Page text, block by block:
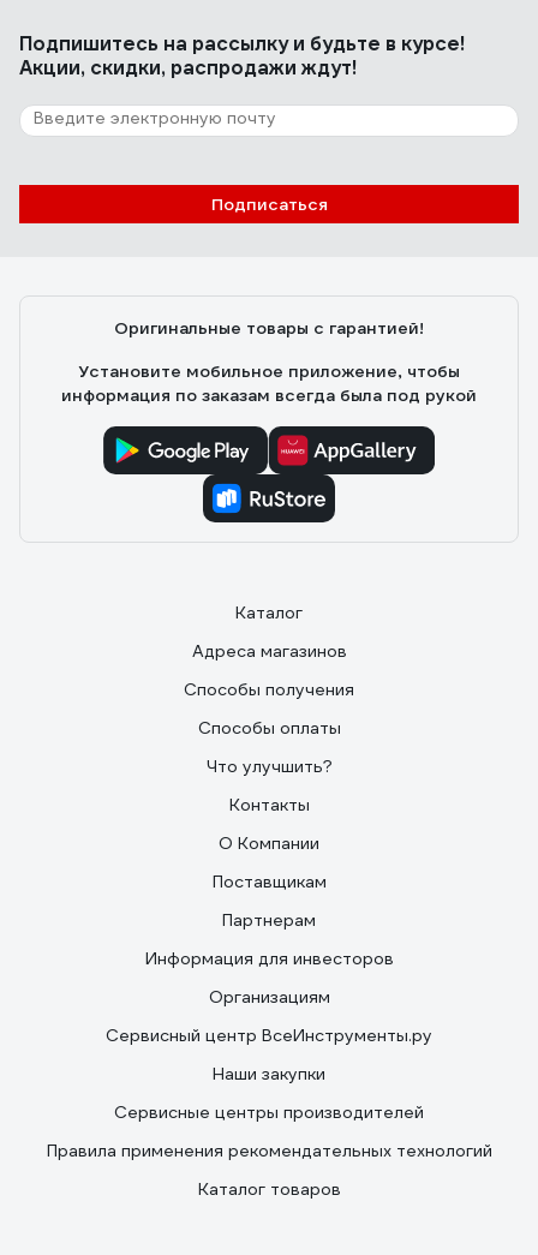
Подпишитесь на рассылкуи будьте в курсе!
Акции, скидки, распродажи ждут!
Подписаться
Оригинальные товары с гарантией!
Установите мобильное приложение, чтобы
информация по заказам всегда была под рукой
Каталог
Адреса магазинов
Способы получения
Способы оплаты
Что улучшить?
Контакты
О Компании
Поставщикам
Партнерам
Информация для инвесторов
Организациям
Сервисный центр ВсеИнструменты.ру
Наши закупки
Сервисные центры производителей
Правила применения рекомендательных технологий
Каталог товаров